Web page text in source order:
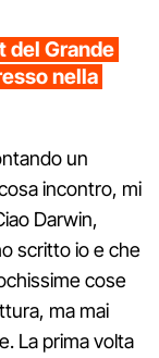
del Grande
nella
un
incontro, mi
Darwin,
scritto io e che
cose
ma mai
La prima volta